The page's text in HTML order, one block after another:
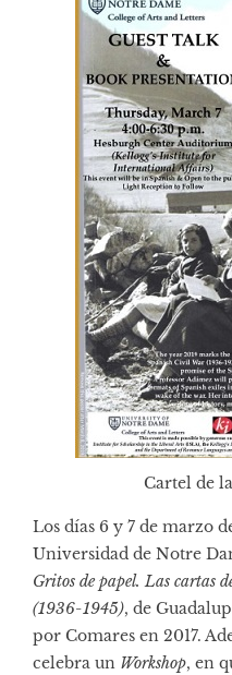
Cartel de
Los días 6 y 7 de marzo
Universidad de Notre
Gritos de papel. Las cartas
(1936-1945), de
por Comares en 2017.
celebra un Workshop, en